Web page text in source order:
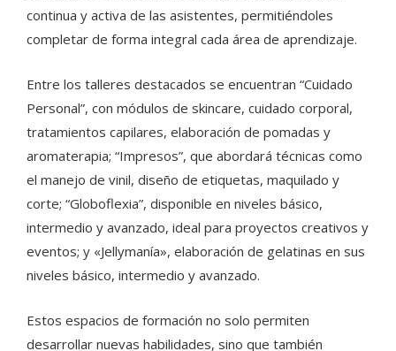
continua y activa de las asistentes, permitiéndoles
completar de forma integral cada área de aprendizaje.
Entre los talleres destacados se encuentran “Cuidado
Personal”, con módulos de skincare, cuidado corporal,
tratamientos capilares, elaboración de pomadas y
aromaterapia; “Impresos”, que abordará técnicas como
el manejo de vinil, diseño de etiquetas, maquilado y
corte; “Globoflexia”, disponible en niveles básico,
intermedio y avanzado, ideal para proyectos creativos y
eventos; y «Jellymanía», elaboración de gelatinas en sus
niveles básico, intermedio y avanzado.
Estos espacios de formación no solo permiten
desarrollar nuevas habilidades, sino que también